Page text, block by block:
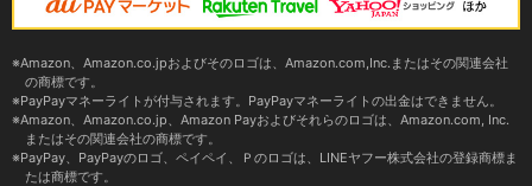
Amazon、Amazon.co.jpおよびそのロゴは、Amazon.com,Inc.またはその関連会社
の商標です。
PayPayマネーライトが付与されます。PayPayマネーライトの出金はできません。
Amazon、Amazon.co.jp、Amazon Payおよびそれらのロゴは、Amazon.com, Inc.
またはその関連会社の商標です。
PayPay、PayPayのロゴ、ペイペイ、Ｐのロゴは、LINEヤフー株式会社の登録商標ま
たは商標です。